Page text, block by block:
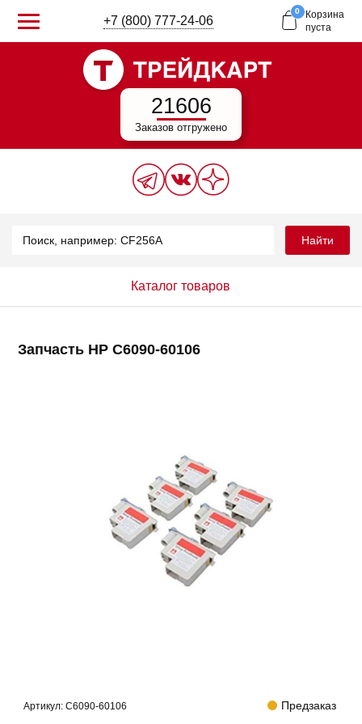
+7 (800) 777-24-06
0
Корзина
пуста
21606
Заказов отгружено
Найти
Каталог товаров
Запчасть HP C6090-60106
Артикул:C6090-60106 Предзаказ